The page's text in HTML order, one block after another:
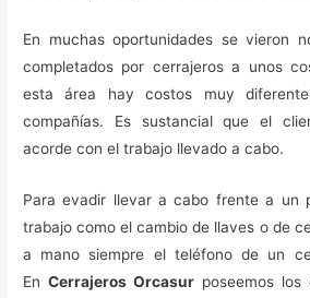
En muchas oportunidades se vieron
completados por cerrajeros a unos
esta área hay costos muy
compañías. Es sustancial que el
acorde con el trabajo llevado a cabo.
Para evadir llevar a cabo frente a un
trabajo como el cambio de llaves o de
a mano siempre el teléfono de un
EnCerrajeros Orcasur poseemos los